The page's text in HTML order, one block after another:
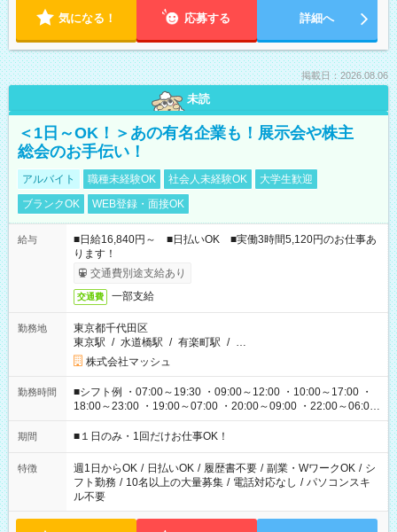
気になる！ 応募する 詳細へ
掲載日：2026.08.06
未読
＜1日～OK！＞あの有名企業も！展示会や株主
総会のお手伝い！
アルバイト 職種未経験OK 社会人未経験OK
大学生歓迎
ブランクOK
WEB登録・面接OK
給与
■日給16,840円～ ■日払いOK ■実働3時間5,120円のお仕事あ
ります！
交通費別途支給あり
交通費 一部支給
勤務地
東京都千代田区
東京駅 / 水道橋駅 / 有楽町駅 / …
株式会社マッシュ
勤務時間
■シフト例 ・07:00～19:30 ・09:00～12:00 ・10:00～17:00 ・
18:00～23:00 ・19:00～07:00 ・20:00～09:00 ・22:00～06:00
etc ★最短で3時間で5,120円のお仕事から 15時間で2万円近く稼
げるお仕事も！ ご希望のお時間に合わせてご紹介！ ※シフトは
ください！
期間 ■１日のみ・1回だけお仕事OK！
特徴 週1日からOK / 日払いOK / 履歴書不要 / 副業・WワークOK / シ
フト勤務 / 10名以上の大量募集 / 電話対応なし / パソコンスキ
ル不要